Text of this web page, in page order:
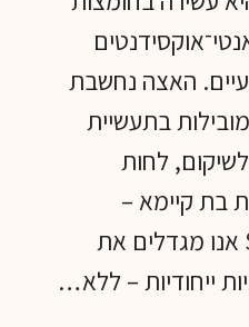
האצה נחשבת
בתעשיית
לחות
בת קיימא –
Sealaria ב־Sealaria אנו מגדלים את
ייחודיות – ללא…